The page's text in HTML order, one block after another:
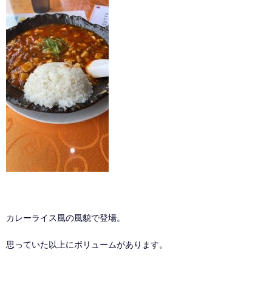
カレーライス風の風貌で登場。
思っていた以上にボリュームがあります。